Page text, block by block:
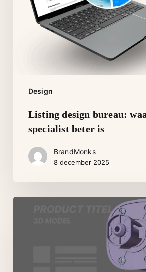
Design
specialist
Listing design bureau:
specialist beter is
BrandMonks
8 december 2025
Bol